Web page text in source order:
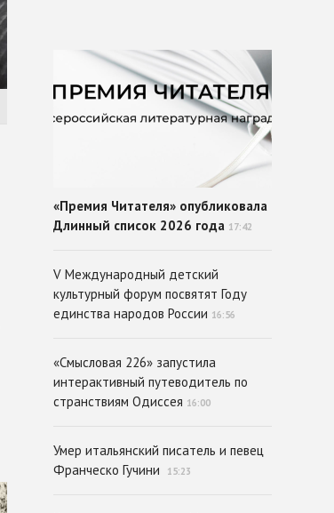
«Премия Читателя» опубликовала
Длинный список 2026 года 17:42
V Международный детский
культурный форум посвятят Году
единства народов России 16:56
«Смысловая 226» запустила
интерактивный путеводитель по
странствиям Одиссея 16:00
Умер итальянский писатель и певец
Франческо Гучини
15:23